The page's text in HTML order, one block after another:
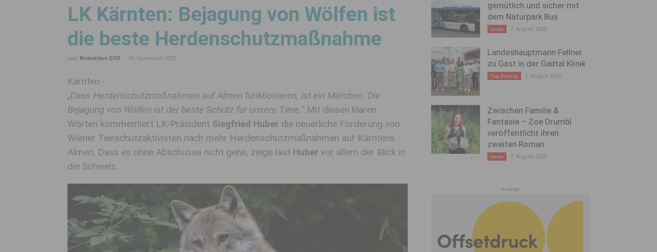
LK Kärnten: Bejagung von Wölfen ist
die beste Herdenschutzmaßnahme
von Redaktion GTO - 16. November 2023
Kärnten -
„Dass Herdenschutzmaßnahmen auf Almen funktionieren, ist ein Märchen. Die
Bejagung von Wölfen ist der beste Schutz für unsere Tiere.“ Mit diesen klaren
Worten kommentiert LK-Präsident Siegfried Huber die neuerliche Forderung von
Wiener Tierschutzaktivisten nach mehr Herdenschutzmaßnahmen auf Kärntens
Almen. Dass es ohne Abschüsse nicht gehe, zeige laut Huber vor allem der Blick in
die Schweiz.
gemütlich und sicher mit
dem Naturpark Bus
Leute 7. August 2026
Landeshauptmann Fellner
zu Gast in der Gailtal Klinik
Top Beitrag 7. August 2026
Zwischen Familie &
Fantasie – Zoe Drumbl
veröffentlicht ihren
zweiten Roman
Leute 7. August 2026
Anzeige